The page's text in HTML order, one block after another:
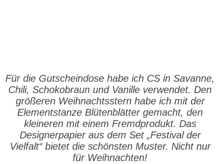
Für die Gutscheindose habe ich CS in Savanne,
Chili, Schokobraun und Vanille verwendet. Den
größeren Weihnachtsstern habe ich mit der
Elementstanze Blütenblätter gemacht, den
kleineren mit einem Fremdprodukt. Das
Designerpapier aus dem Set „Festival der
Vielfalt“ bietet die schönsten Muster. Nicht nur
für Weihnachten!